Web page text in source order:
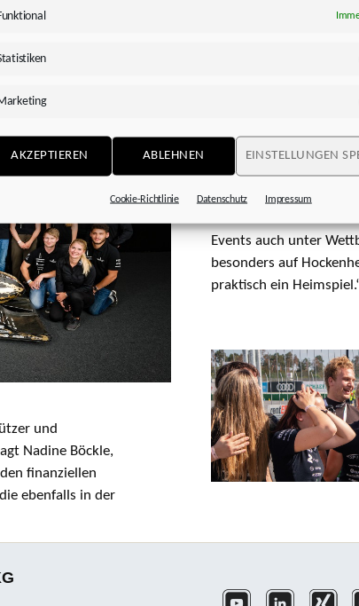
AKZEPTIEREN ABLEHNEN EINSTELLUNGEN
Cookie-Richtlinie Datenschutz Impressum
stellen kann, gilt es
und
Nadine Böckle,
finanziellen
ebenfalls in der
Anforderungen hin
Seit September
Die Studenten
System um. Ist diese
die 3D-Zeichnungen
unsere Klausuren im
ganz der Fertigung“,
den neuen E-Boliden
Danach wird das
Events auch unter
besonders auf
praktisch ein